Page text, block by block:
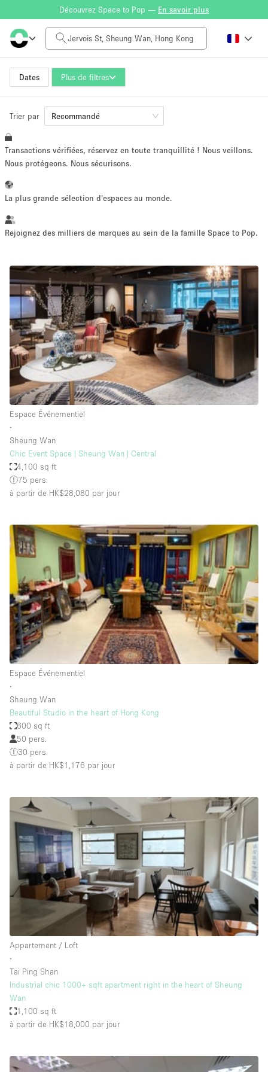
Découvrez Space to Pop — En savoir plus
Dates Plus de filtres
Tarif à la journée
HK$0
Taille de l'espace
~ 13 personnes
Vente au
détail
Showroom Événement Art Alimentation
Séance de
photo
Conférence Réunion Bureaux
Local
Commercial
Type de l'espace
Atelier
Autre
Bateau
Boutique en Partage
Bureaux
Camion / Fourgon
Commerce
Container
Entrepôt / Espace Stockage / Box
Espace Atypique / Unique
Espace Publicitaire
Espace Événementiel
Galerie d'art
Kiosque / Stand / Corner
Maison / Villa / Hôtel Particulier
Restaurant / Bar / Café
Rooftop
Salle
Salle de Conférence
Salle de Réunion
Salon / Festival
Salon Beauté / Coiffure
Studio Photo / Tournage
Étal de Marché
Accès aux handicapés
Trier par Recommandé
Transactions vérifiées, réservez en toute tranquillité ! Nous veillons.
Nous protégeons. Nous sécurisons.
La plus grande sélection d'espaces au monde.
Rejoignez des milliers de marques au sein de la famille Space to Pop.
Espace Événementiel
∙
Sheung Wan
Chic Event Space | Sheung Wan | Central
4,100 sq ft
75 pers.
à partir de HK$28,080 par jour
Espace Événementiel
∙
Sheung Wan
Beautiful Studio in the heart of Hong Kong
600 sq ft
50 pers.
30 pers.
à partir de HK$1,176 par jour
Appartement / Loft
∙
Tai Ping Shan
Industrial chic 1000+ sqft apartment right in the heart of Sheung
Wan
1,100 sq ft
à partir de HK$18,000 par jour